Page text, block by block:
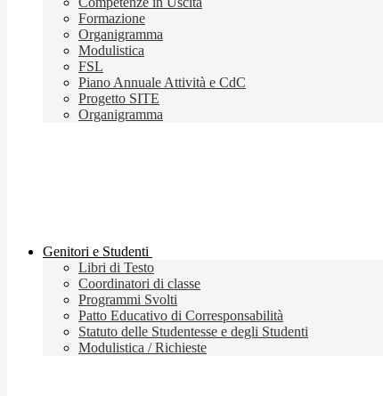
Formazione
Organigramma
Modulistica
FSL
Piano Annuale Attività e CdC
Progetto SITE
Organigramma
Genitori e Studenti
Libri di Testo
Coordinatori di classe
Programmi Svolti
Patto Educativo di Corresponsabilità
Statuto delle Studentesse e degli Studenti
Modulistica / Richieste